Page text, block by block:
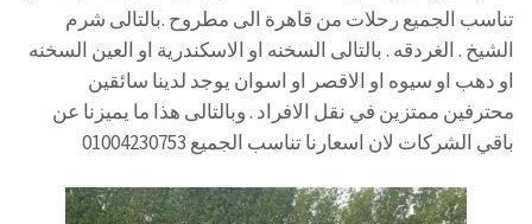
تناسب الجميع رحلات من قاهرة الى مطروح .بالتالى شرم
الشيخ . الغردقه . بالتالى السخنه او الاسكندرية او العين السخنه
او دهب او سيوه او الاقصر او اسوان يوجد لدينا سائقين
محترفين ممتزين في نقل الافراد . وبالتالى هذا ما يميزنا عن
باقي الشركات لان اسعارنا تناسب الجميع 01004230753